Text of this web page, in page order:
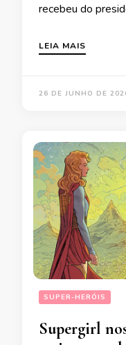
recebeu do
LEIA MAIS
26 DE JUNHO DE
SUPER-HERÓIS
Supergirl